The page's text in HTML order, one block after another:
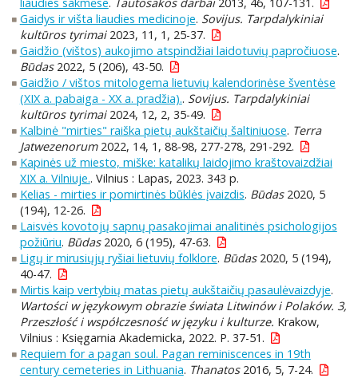
Gaidys ir višta liaudies medicinoje. Sovijus. Tarpdalykiniai
kultūros tyrimai2023, 11, 1, 25-37.
Gaidžio (vištos) aukojimo atspindžiai laidotuvių papročiuose.
Būdas2022, 5 (206), 43-50.
Gaidžio / vištos mitologema lietuvių kalendorinėse šventėse
(XIX a. pabaiga - XX a. pradžia).. Sovijus. Tarpdalykiniai
kultūros tyrimai2024, 12, 2, 35-49.
Kalbinė "mirties" raiška pietų aukštaičių šaltiniuose. Terra
Jatwezenorum2022, 14, 1, 88-98, 277-278, 291-292.
Kapinės už miesto, miške: katalikų laidojimo kraštovaizdžiai
XIX a. Vilniuje.. Vilnius : Lapas, 2023. 343 p.
Kelias - mirties ir pomirtinės būklės įvaizdis. Būdas2020, 5
(194), 12-26.
Laisvės kovotojų sapnų pasakojimai analitinės psichologijos
požiūriu. Būdas2020, 6 (195), 47-63.
Ligų ir mirusiųjų ryšiai lietuvių folklore. Būdas2020, 5 (194),
40-47.
Mirtis kaip vertybių matas pietų aukštaičių pasaulėvaizdyje.
Wartości w językowym obrazie świata Litwinów i Polaków. 3,
Przeszłość i współczesność w języku i kulturze. Krakow,
Vilnius : Księgarnia Akademicka, 2022. P. 37-51.
Requiem for a pagan soul. Pagan reminiscences in 19th
century cemeteries in Lithuania. Thanatos2016, 5, 7-24.